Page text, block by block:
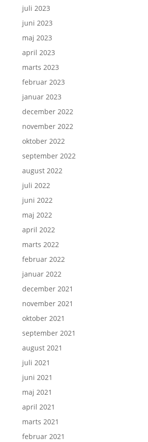
juli 2023
juni 2023
maj 2023
april 2023
marts 2023
februar 2023
januar 2023
december 2022
november 2022
oktober 2022
september 2022
august 2022
juli 2022
juni 2022
maj 2022
april 2022
marts 2022
februar 2022
januar 2022
december 2021
november 2021
oktober 2021
september 2021
august 2021
juli 2021
juni 2021
maj 2021
april 2021
marts 2021
februar 2021